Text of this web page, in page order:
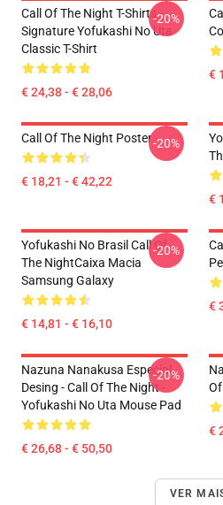
Call Of The Night T-Shirts -
Signature Yofukashi No Uta
Classic T-Shirt
€ 24,38 - € 28,06
-20%
€
Call Of The Night Poster
€ 18,21 - € 42,22
-20%
€
Yofukashi No Brasil Call Of
The NightCaixa Macia
Samsung Galaxy
€ 14,81 - € 16,10
-20%
€
Nazuna Nanakusa Especial
Desing - Call Of The Night -
Yofukashi No Uta Mouse Pad
€ 26,68 - € 50,50
-20%
€
VER